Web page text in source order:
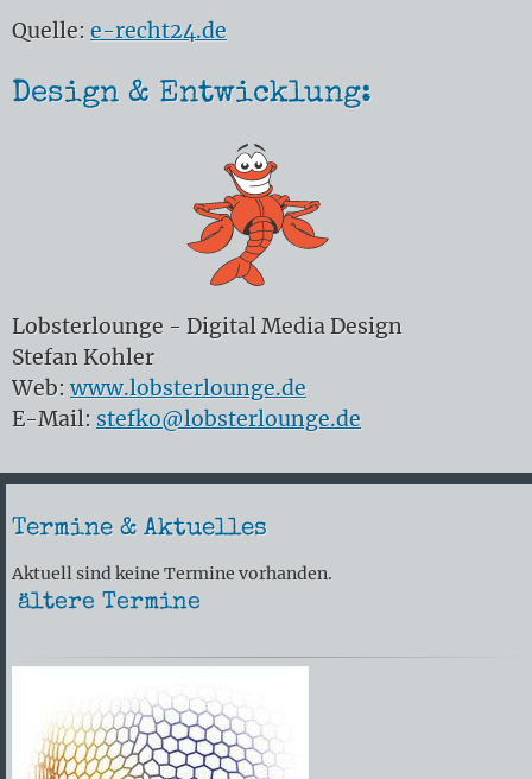
Quelle: e-recht24.de
Design & Entwicklung:
Lobsterlounge - Digital Media Design
Stefan Kohler
Web:www.lobsterlounge.de
E-Mail: stefko@lobsterlounge.de
Termine & Aktuelles
Aktuell sind keine Termine vorhanden.
ältere Termine